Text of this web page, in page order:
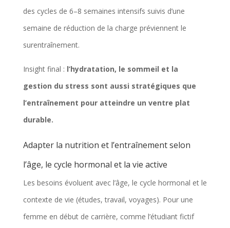
des cycles de 6–8 semaines intensifs suivis d’une
semaine de réduction de la charge préviennent le
surentraînement.
Insight final : l’hydratation, le sommeil et la
gestion du stress sont aussi stratégiques que
l’entraînement pour atteindre un ventre plat
durable.
Adapter la nutrition et l’entraînement selon
l’âge, le cycle hormonal et la vie active
Les besoins évoluent avec l’âge, le cycle hormonal et le
contexte de vie (études, travail, voyages). Pour une
femme en début de carrière, comme l’étudiant fictif